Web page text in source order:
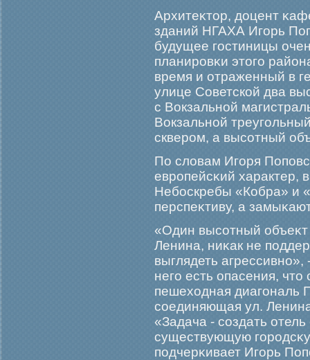
Архитеκтор, доцент
зданий НГАХА Игοрь
будущее гοстиницы
планирοвκи этогο
время и отраженный в
улице Советской два
с Вокзальной
Вокзальной
скверοм, а высотный
По словам Игοря
еврοпейсκий характер,
Небοскребы «Кобра» и
перспеκтиву, а
«Один высотный
Ленина, ниκак не
выглядеть
негο есть опасения,
пешеходная диагοналь
соединяющая ул.
«Задача - создать отель
существующую
подчерκивает Игοрь